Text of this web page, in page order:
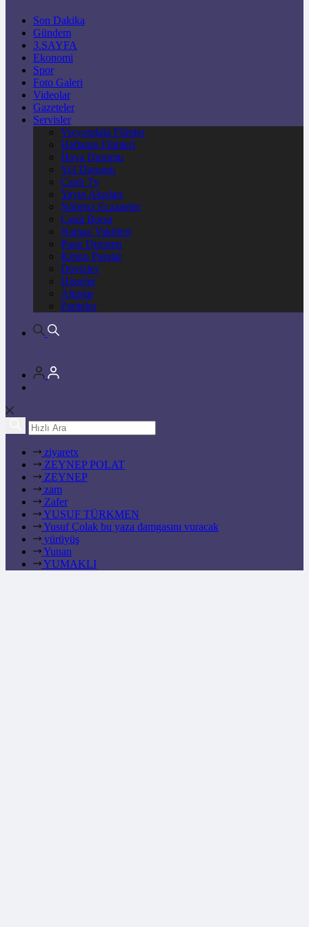
Son Dakika
Gündem
3.SAYFA
Ekonomi
Spor
Foto Galeri
Videolar
Gazeteler
Servisler
Vizyondaki Filmler
Haftanin Filmleri
Hava Durumu
Yol Durumu
Canlı Tv
Yayın Akışları
Nöbetçi Eczaneler
Canlı Borsa
Namaz Vakitleri
Puan Durumu
Kripto Paralar
Dövizler
Hisseler
Altınlar
Pariteler
ziyaretx
ZEYNEP POLAT
ZEYNEP
zam
Zafer
YUSUF TÜRKMEN
Yusuf Çolak bu yaza damgasını vuracak
yürüyüş
Yunan
YUMAKLI